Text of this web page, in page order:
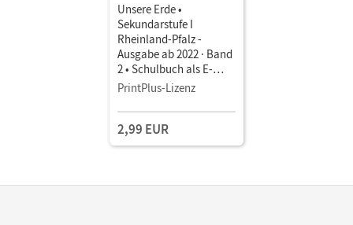
Unsere Erde •
Sekundarstufe I
Rheinland-Pfalz -
Ausgabe ab 2022 · Band
2 • Schulbuch als E-
Book Mit Medien
PrintPlus-Lizenz
2,99 EUR